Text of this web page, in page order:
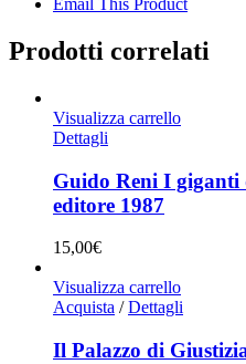
Email This Product
Prodotti correlati
Visualizza carrello
Dettagli
Guido Reni I giganti
editore 1987
15,00€
Visualizza carrello
Acquista / Dettagli
Il Palazzo di